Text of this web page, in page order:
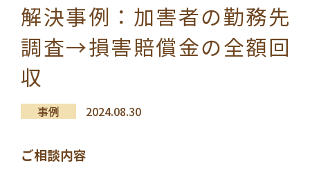
解決事例：加害者の勤務先
調査→損害賠償金の全額回
収
事例 2024.08.30
ご相談内容